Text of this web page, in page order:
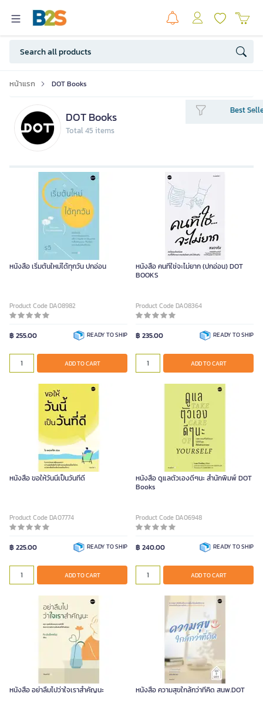
หน้าแรก DOT Books
DOT Books
Total 45 items
Best
หนังสือ เริ่มต้นใหม่ได้ทุกวัน ปกอ่อน
Product Code DA08982
฿ 255.00 READY TO SHIP
ADD TO CART
หนังสือ คนที่ใช่จะไม่ยาก (ปกอ่อน) DOT
BOOKS
Product Code DA08364
฿ 235.00 READY TO SHIP
ADD TO CART
หนังสือ ขอให้วันนี้เป็นวันที่ดี
Product Code DA07774
฿ 225.00 READY TO SHIP
ADD TO CART
หนังสือ ดูแลตัวเองดีๆนะ สำนักพิมพ์ DOT
Books
Product Code DA06948
฿ 240.00 READY TO SHIP
ADD TO CART
หนังสือ อย่าลืมไปว่าใจเราสำคัญนะ หนังสือ ความสุขใกล้กว่าที่คิด สนพ.DOT